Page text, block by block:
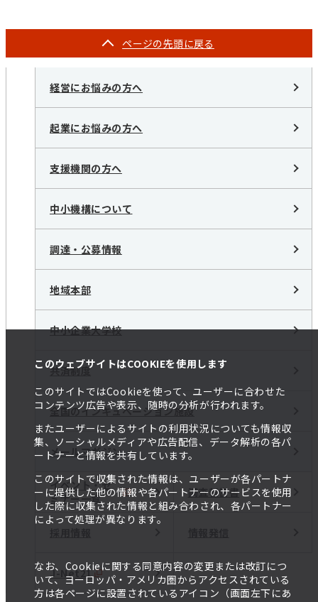
このウェブサイトはCOOKIEを使用します
このサイトではCookieを使って、ユーザーに合わせた
コンテンツ広告や表示、随時の分析が行われます。
またユーザーによるサイトの利用状況についても情報収
集、ソーシャルメディアや広告配信、データ解析の各パ
ートナーと情報を共有しています。
このサイトで収集された情報は、ユーザーが各パートナ
ーに提供した他の情報や各パートナーのサービスを使用
した際に収集された情報と組み合わされ、各パートナー
によって処理が異なります。
なお、Cookieに関する同意内容の変更または改訂につ
いて、ヨーロッパ・アメリカ圏からアクセスされている
方は各ページに設置されているアイコン（画面左下にあ
ページの先頭に戻る
経営にお悩みの方へ
起業にお悩みの方へ
支援機関の方へ
中小機構について
調達・公募情報
地域本部
中小企業大学校
共済制度
全国のインキュベーション施設
メールマガジン
イベント・セ
ミナー一覧
調査報告書
J-Net21